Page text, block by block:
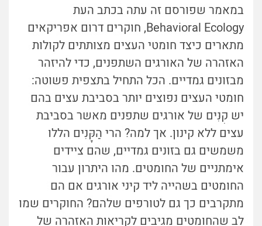
במאמר שפורסם זה עתה בכתב העת
Behavioral Ecology, חוקרים דרום אפריקאים
מתארים כיצד חומטי העצים מצותתים לקולות
האזהרה של האורגים השתפנים, כדי להיזהר
מבזונים גמדיים. הכל התחיל בתצפית פשוטה:
חומטי העצים נפוצים יותר בסביבת עצים בהם
יש קִנִּים של אורגים שתפנים מאשר בסביבת
עצים ללא קינון. אך למה? הרי הַקָּנִים הללו
משמשים גם בזונים גמדיים, שהם ציידים
אימתניים של החומטים. מהו היתרון עבור
החומטים בשהייה ליד קיני אורגים אם הם
מתקרבים כך גם לטורפים שלהם? החוקרים שמו
לב שהחומטים מגיבים לקריאות האזהרה של